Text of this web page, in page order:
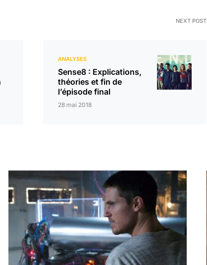
NEXT POST
ANALYSES
Sense8 : Explications,
théories et fin de
l’épisode final
28 mai 2018